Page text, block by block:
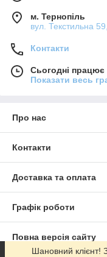
м. Тернопіль
вул. Текстильна
Контакти
Сьогодні працює
Показати весь
Про нас
Контакти
Доставка та оплата
Графік роботи
Повна версія сайту
Шановний клієнт!